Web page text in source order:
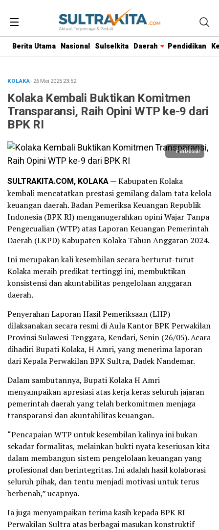
Berita Utama Nasional Sulselkita Daerah Pendidikan
KOLAKA· 26 Mei 202523:52
Kolaka Kembali Buktikan Komitmen
Transparansi, Raih Opini WTP ke-9 dari
BPK RI
Perbesar
SULTRAKITA.COM, KOLAKA— Kabupaten Kolaka
kembali mencatatkan prestasi gemilang dalam tata kelola
keuangan daerah. Badan Pemeriksa Keuangan Republik
Indonesia (BPK RI) menganugerahkan opini Wajar Tanpa
Pengecualian (WTP) atas Laporan Keuangan Pemerintah
Daerah (LKPD) Kabupaten Kolaka Tahun Anggaran 2024.
Ini merupakan kali kesembilan secara berturut-turut
Kolaka meraih predikat tertinggi ini, membuktikan
konsistensi dan akuntabilitas pengelolaan anggaran
daerah.
Penyerahan Laporan Hasil Pemeriksaan (LHP)
dilaksanakan secara resmi di Aula Kantor BPK Perwakilan
Provinsi Sulawesi Tenggara, Kendari, Senin (26/05). Acara
dihadiri Bupati Kolaka, H Amri, yang menerima laporan
dari Kepala Perwakilan BPK Sultra, Dadek Nandemar.
Dalam sambutannya, Bupati Kolaka H Amri
menyampaikan apresiasi atas kerja keras seluruh jajaran
pemerintah daerah yang telah berkomitmen menjaga
transparansi dan akuntabilitas keuangan.
“Pencapaian WTP untuk kesembilan kalinya ini bukan
sekadar formalitas, melainkan bukti nyata keseriusan kita
dalam membangun sistem pengelolaan keuangan yang
profesional dan berintegritas. Ini adalah hasil kolaborasi
seluruh pihak, dan tentu menjadi motivasi untuk terus
berbenah,” ucapnya.
Ia juga menyampaikan terima kasih kepada BPK RI
Perwakilan Sultra atas berbagai masukan konstruktif